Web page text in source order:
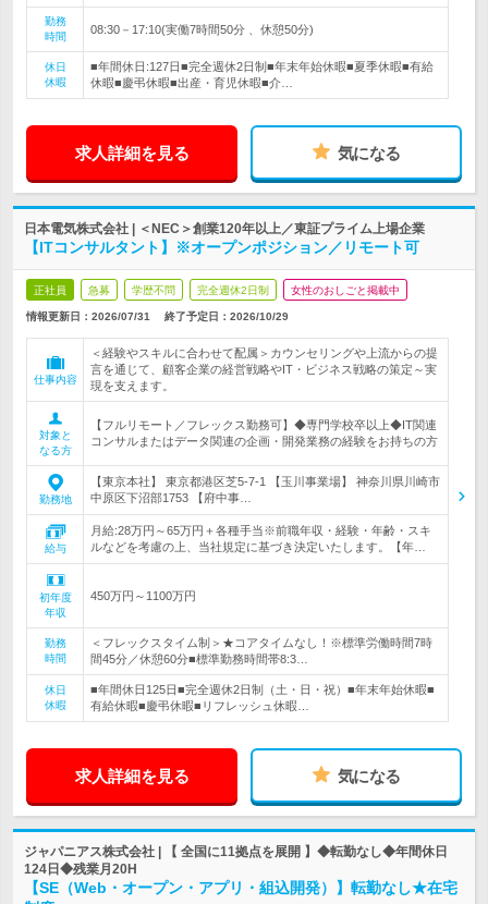
勤務
時間
08:30－17:10(実働7時間50分 、休憩50分)
休日
休暇
■年間休日:127日■完全週休2日制■年末年始休暇■夏季休暇■有給
休暇■慶弔休暇■出産・育児休暇■介…
求人詳細を見る 気になる
日本電気株式会社 | ＜NEC＞創業120年以上／東証プライム上場企業
【ITコンサルタント】※オープンポジション／リモート可
正社員 急募 学歴不問 完全週休2日制 女性のおしごと掲載中
情報更新日：2026/07/31 終了予定日： 2026/10/29
仕事内容
＜経験やスキルに合わせて配属＞カウンセリングや上流からの提
言を通じて、顧客企業の経営戦略やIT・ビジネス戦略の策定～実
現を支えます。
対象と
なる方
【フルリモート／フレックス勤務可】◆専門学校卒以上◆IT関連
コンサルまたはデータ関連の企画・開発業務の経験をお持ちの方
勤務地
【東京本社】 東京都港区芝5-7-1 【玉川事業場】 神奈川県川崎市
中原区下沼部1753 【府中事…
給与
月給:28万円～65万円＋各種手当※前職年収・経験・年齢・スキ
ルなどを考慮の上、当社規定に基づき決定いたします。【年…
初年度
年収
450万円～1100万円
勤務
時間
＜フレックスタイム制＞★コアタイムなし！※標準労働時間7時
間45分／休憩60分■標準勤務時間帯8:3…
休日
休暇
■年間休日125日■完全週休2日制（土・日・祝）■年末年始休暇■
有給休暇■慶弔休暇■リフレッシュ休暇…
求人詳細を見る 気になる
ジャパニアス株式会社 | 【 全国に11拠点を展開 】◆転勤なし◆年間休日
124日◆残業月20H
【SE（Web・オープン・アプリ・組込開発）】転勤なし★在宅